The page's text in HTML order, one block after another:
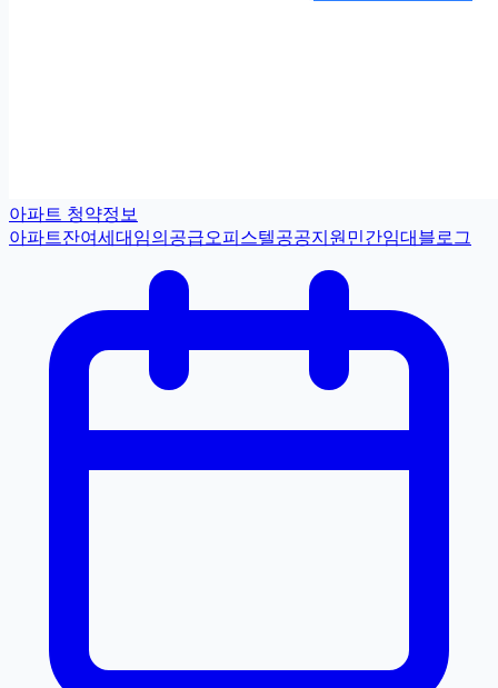
아파트 청약정보
아파트잔여세대 임의공급오피스텔공공지원민간임대 블로그